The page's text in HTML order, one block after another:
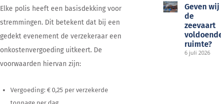
Elke polis heeft een basisdekking voor
stremmingen. Dit betekent dat bij een
gedekt evenement de verzekeraar een
onkostenvergoeding uitkeert. De
voorwaarden hiervan zijn:
Vergoeding: € 0,25 per verzekerde
Geven wij
de
zeevaart
ruimte?
6 juli 2026